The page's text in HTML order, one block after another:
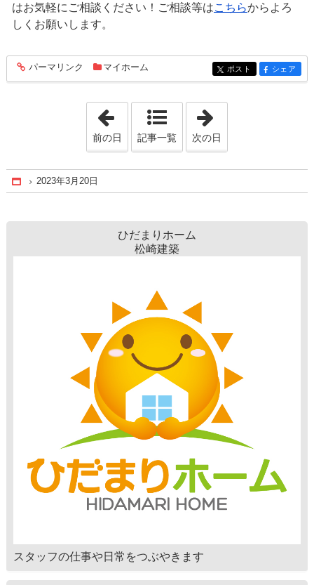
はお気軽にご相談ください！ご相談等はこちらからよろ
しくお願いします。
entry1460
パーマリンク マイホーム entry1460
ポスト entry1460
シェア
「2023年3月18日」
前の日 記事一覧 次の日
Home
2023年3月20日
ひだまりホーム
松崎建築
スタッフの仕事や日常をつぶやきます